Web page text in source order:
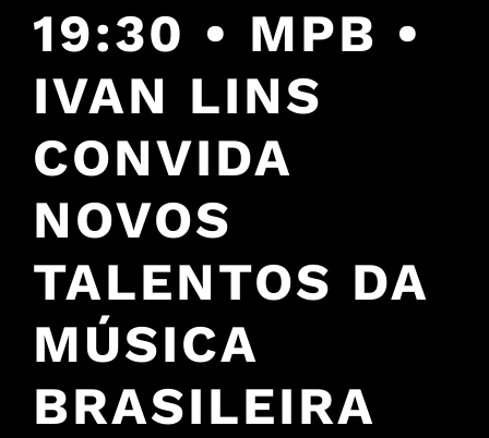
19:30 • MPB •
IVAN LINS
CONVIDA
NOVOS
TALENTOS DA
MÚSICA
BRASILEIRA